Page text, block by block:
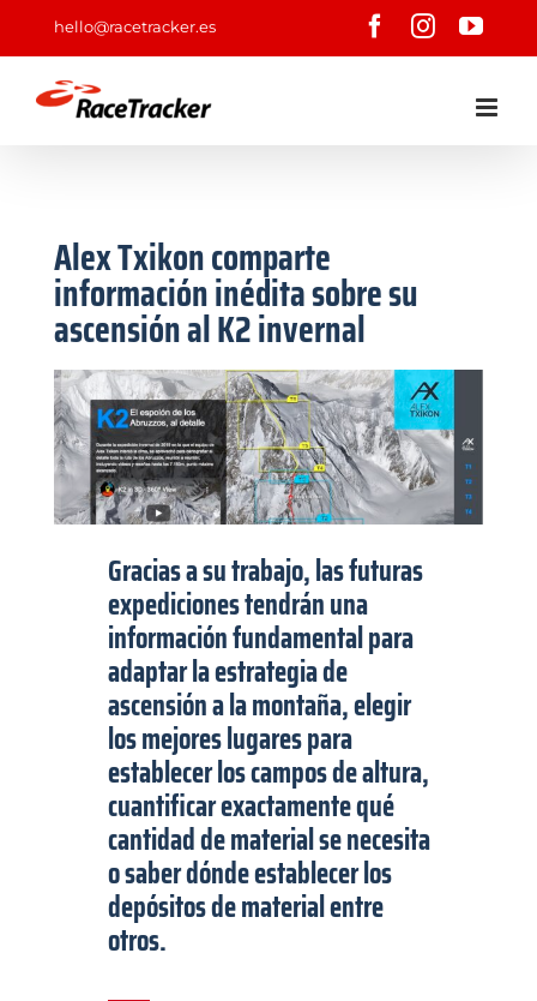
contenido
hello@racetracker.es Facebook
Instagram
Alex Txikon comparte
información inédita sobre su
ascensión al K2 invernal
Ver
imagen
más
grande
Gracias a su trabajo, las futuras
expediciones tendrán una
información fundamental para
adaptar la estrategia de
ascensión a la montaña, elegir
los mejores lugares para
establecer los campos de altura,
cuantificar exactamente qué
cantidad de material se necesita
o saber dónde establecer los
depósitos de material entre
otros.